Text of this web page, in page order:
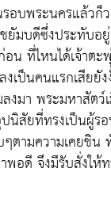
อบพระนครแล้วก็
ยัมบดีซึ่งประทับ
น ที่ไหนได้เจ้าต
เป็นคนแรกเสียยั
งมา พระมหาสัตว์
นิสัยที่ทรงเป็นผู้ร
ตามความเคยชิน
อดี จึงมีรับสั่งให้